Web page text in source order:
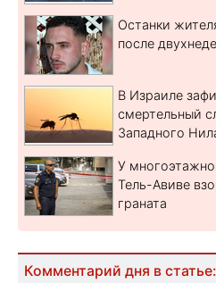
Останки
после
В Израиле
смертельный
Западного
У
Тель-Авиве
граната
Комментарий дня в статье: